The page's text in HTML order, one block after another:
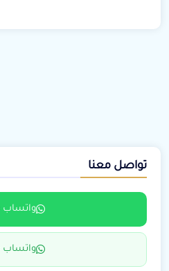
تواصل معنا
واتساب
واتساب